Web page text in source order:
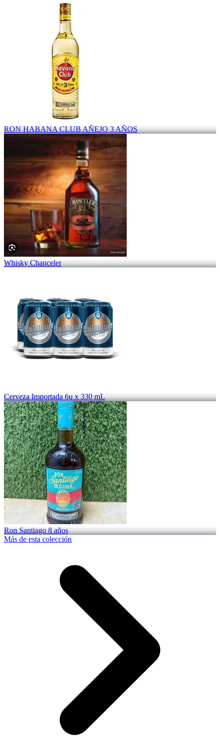
RON HABANA CLUB AÑEJO 3 AÑOS
Whisky Chanceler
Cerveza Importada 6u x 330 mL
Ron Santiago 8 años
Más de esta colección